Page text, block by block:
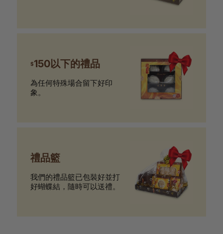
$150以下的禮品
為任何特殊場合留下好印
象。
禮品籃
我們的禮品籃已包裝好並打
好蝴蝶結，隨時可以送禮。